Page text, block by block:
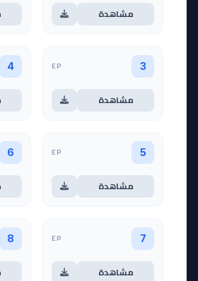
مشاهدة
3
EP
مشاهدة
4
5
EP
مشاهدة
6
7
EP
مشاهدة
8